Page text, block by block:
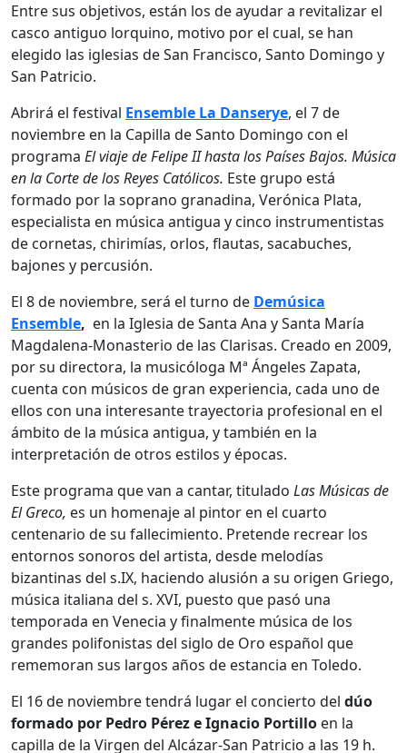
Entre sus objetivos, están los de ayudar a revitalizar el
casco antiguo lorquino, motivo por el cual, se han
elegido las iglesias de San Francisco, Santo Domingo y
San Patricio.
Abrirá el festival Ensemble La Danserye, el 7 de
noviembre en la Capilla de Santo Domingo con el
programa El viaje de Felipe II hasta los Países Bajos. Música
en la Corte de los Reyes Católicos. Este grupo está
formado por la soprano granadina, Verónica Plata,
especialista en música antigua y cinco instrumentistas
de cornetas, chirimías, orlos, flautas, sacabuches,
bajones y percusión.
El 8 de noviembre, será el turno de Demúsica
Ensemble, en la Iglesia de Santa Ana y Santa María
Magdalena-Monasterio de las Clarisas. Creado en 2009,
por su directora, la musicóloga Mª Ángeles Zapata,
cuenta con músicos de gran experiencia, cada uno de
ellos con una interesante trayectoria profesional en el
ámbito de la música antigua, y también en la
interpretación de otros estilos y épocas.
Este programa que van a cantar, titulado Las Músicas de
El Greco, es un homenaje al pintor en el cuarto
centenario de su fallecimiento. Pretende recrear los
entornos sonoros del artista, desde melodías
bizantinas del s.IX, haciendo alusión a su origen Griego,
música italiana del s. XVI, puesto que pasó una
temporada en Venecia y finalmente música de los
grandes polifonistas del siglo de Oro español que
rememoran sus largos años de estancia en Toledo.
El 16 de noviembre tendrá lugar el concierto del dúo
formado por Pedro Pérez e Ignacio Portillo en la
capilla de la Virgen del Alcázar-San Patricio a las 19 h.